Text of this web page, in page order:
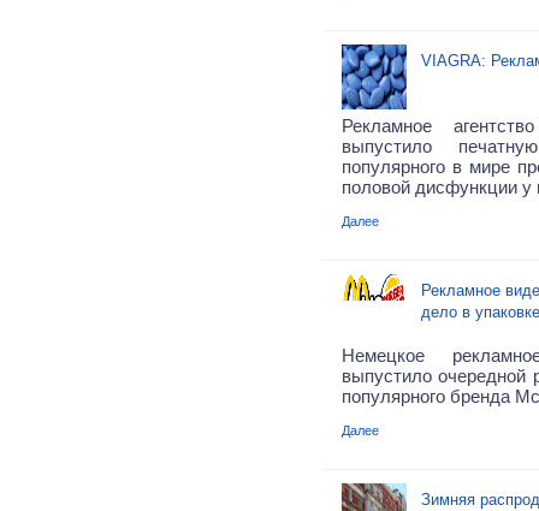
VIAGRA:
Рекламное
выпустило
популярного в мире
половой дисфункции у
Далее
Рекламное
дело в упаковке
Немецкое
выпустило очередной
популярного бренда
Далее
Зимняя